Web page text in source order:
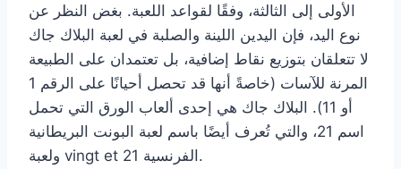
الأولى إلى الثالثة، وفقًا لقواعد اللعبة. بغض النظر عن
نوع اليد، فإن اليدين اللينة والصلبة في لعبة البلاك جاك
لا تتعلقان بتوزيع نقاط إضافية، بل تعتمدان على الطبيعة
المرنة للآسات (خاصةً أنها قد تحصل أحيانًا على الرقم 1
أو 11). البلاك جاك هي إحدى ألعاب الورق التي تحمل
اسم 21، والتي تُعرف أيضًا باسم لعبة البونت البريطانية
ولعبة vingt et 21 الفرنسية.